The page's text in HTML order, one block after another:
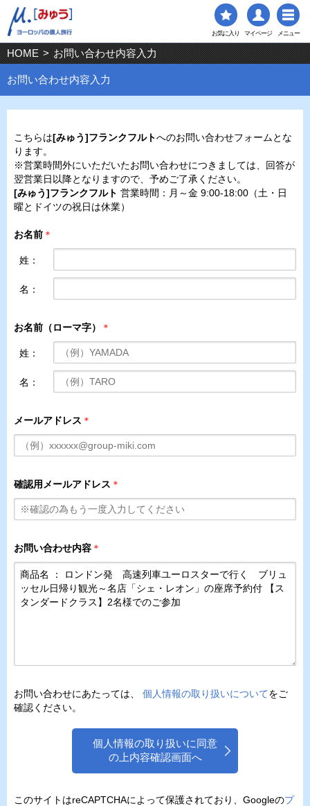
お気に入り マイページ メニュー
HOME > お問い合わせ内容入力
お問い合わせ内容入力
こちらは[みゅう]フランクフルトへのお問い合わせフォームとな
ります。
※営業時間外にいただいたお問い合わせにつきましては、回答が
翌営業日以降となりますので、予めご了承ください。
[みゅう]フランクフルト 営業時間：月～金 9:00-18:00（土・日
曜とドイツの祝日は休業）
お名前 ＊
姓：
名：
お名前（ローマ字） ＊
姓：
名：
メールアドレス ＊
確認用メールアドレス ＊
お問い合わせ内容 ＊
お問い合わせにあたっては、 個人情報の取り扱いについてをご
確認ください。
個人情報の取り扱いに同意
の上内容確認画面へ
このサイトはreCAPTCHAによって保護されており、Googleのプ